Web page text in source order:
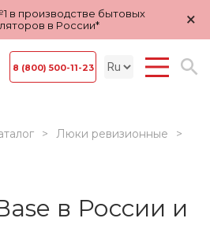
в производстве бытовых
в России*
×
8 (800) 500-11-23
Люки ревизионные
в России и